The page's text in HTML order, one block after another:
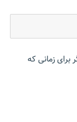
برای زمانی که